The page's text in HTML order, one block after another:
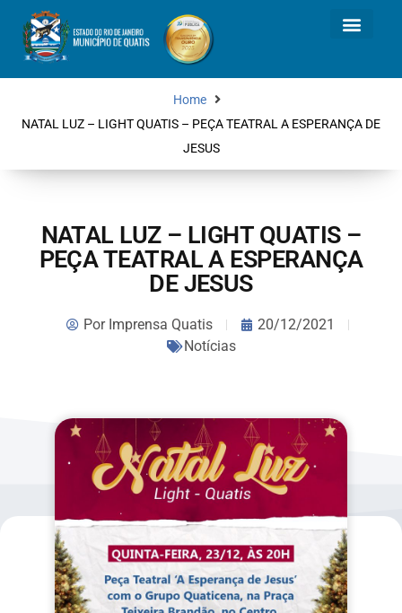
Home
NATAL LUZ – LIGHT QUATIS – PEÇA TEATRAL A ESPERANÇA DE
JESUS
NATAL LUZ – LIGHT QUATIS –
PEÇA TEATRAL A ESPERANÇA
DE JESUS
PorImprensa Quatis
20/12/2021
Notícias